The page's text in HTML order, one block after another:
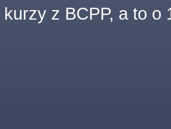
kurzy z BCPP, a to o